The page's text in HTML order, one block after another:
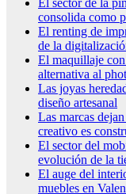
El sector de la
consolida como
El renting de
de la
El maquillaje
alternativa al
Las joyas
diseño artesanal
Las marcas
creativo es
El sector del
evolución de la
El auge del
muebles en